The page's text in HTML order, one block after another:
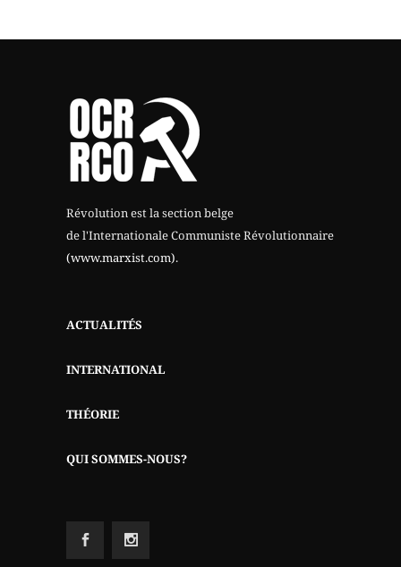
Révolution est la section belge
de l'Internationale Communiste Révolutionnaire
(www.marxist.com).
ACTUALITÉS
INTERNATIONAL
THÉORIE
QUI SOMMES-NOUS?